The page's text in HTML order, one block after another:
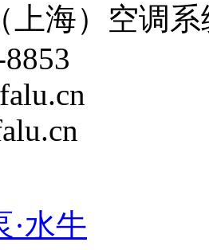
上海）空调
·水牛